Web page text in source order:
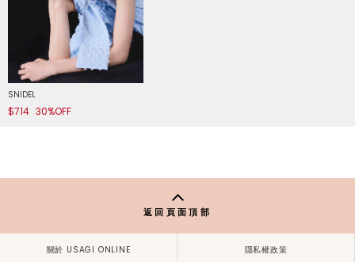
SNIDEL
$714 30%OFF
返回頁面頂部
關於 USAGI ONLINE 隱私權政策